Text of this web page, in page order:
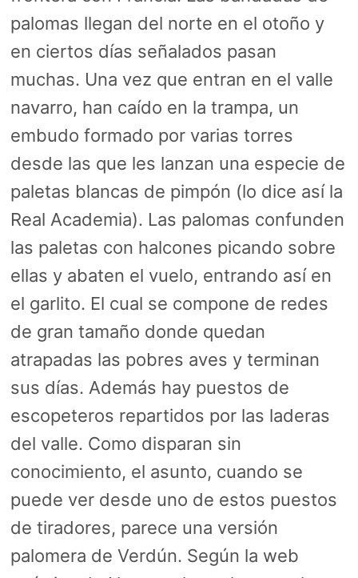
palomas llegan del norte en el otoño y
en ciertos días señalados pasan
muchas. Una vez que entran en el valle
navarro, han caído en la trampa, un
embudo formado por varias torres
desde las que les lanzan una especie de
paletas blancas de pimpón (lo dice así la
Real Academia). Las palomas confunden
las paletas con halcones picando sobre
ellas y abaten el vuelo, entrando así en
el garlito. El cual se compone de redes
de gran tamaño donde quedan
atrapadas las pobres aves y terminan
sus días. Además hay puestos de
escopeteros repartidos por las laderas
del valle. Como disparan sin
conocimiento, el asunto, cuando se
puede ver desde uno de estos puestos
de tiradores, parece una versión
palomera de Verdún. Según la web